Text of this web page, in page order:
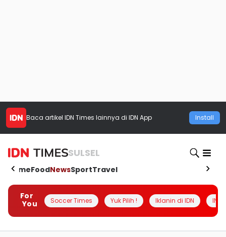
Baca artikel IDN Times lainnya di IDN App Install
SULSEL
HomeFoodNewsSportTravel
For
You
Soccer Times Yuk Pilih ! Iklanin di IDN